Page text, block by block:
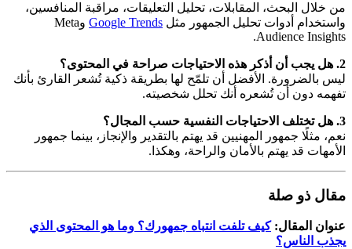
من خلال البحث، المقابلات، تحليل التعليقات، مراقبة المنافسين،
واستخدام أدوات تحليل الجمهور مثل Google Trends
وMeta
Audience Insights.
2. هل يجب أن أذكر هذه الاحتياجات صراحة في المحتوى؟
ليس بالضرورة. الأفضل أن تلمّح لها بطريقة ذكية تُشعر القارئ بأنك
تفهمه دون أن تُشعره أنك تحلل شخصيته.
3. هل تختلف الاحتياجات النفسية حسب المجال؟
نعم، مثلًا جمهور المهنيين قد يهتم بالتقدير والإنجاز، بينما جمهور
الأمهات قد يهتم بالأمان والراحة، وهكذا.
مقال ذو صلة
عنوان المقال: كيف تلفت انتباه جمهورك؟ وما هو المحتوى الذي
يجذب الناس؟